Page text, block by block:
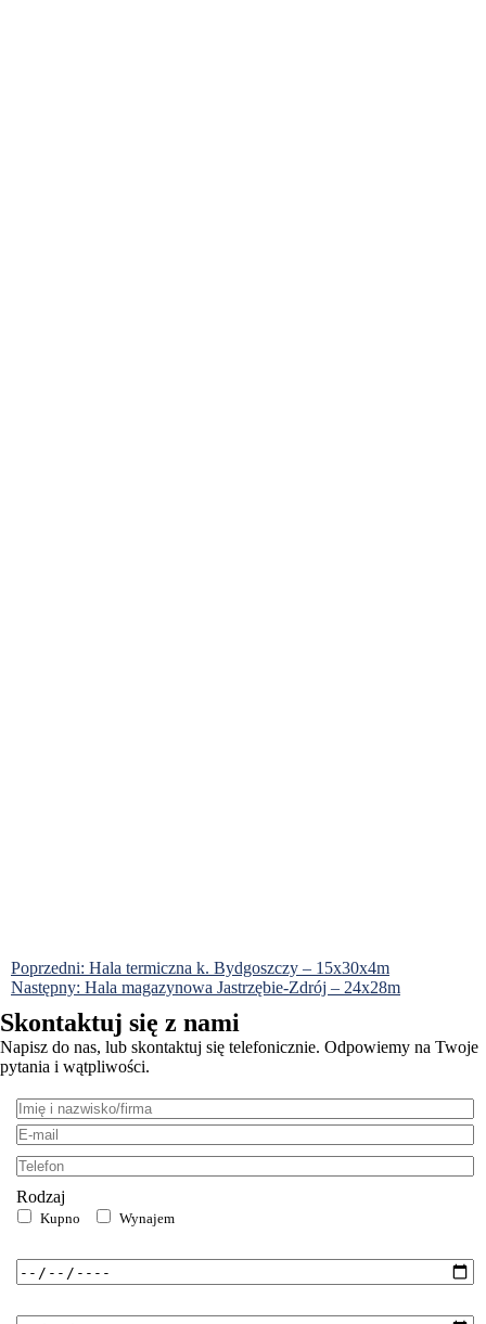
Nawigacja
wpisu
Poprzedni: Hala termiczna k. Bydgoszczy – 15x30x4m
Następny: Hala magazynowa Jastrzębie-Zdrój – 24x28m
Skontaktuj się z nami
Napisz do nas, lub skontaktuj się telefonicznie. Odpowiemy na Twoje
pytania i wątpliwości.
Imię
i
nazwisko/firma:
E-
mail:
Telefon:
Rodzaj
Kupno Wynajem